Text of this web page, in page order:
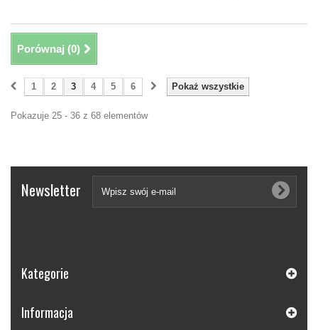
Porównaj (0)
Pokaż wszystkie
1 2 3 4 5 6
Pokazuje 25 - 36 z 68 elementów
Newsletter
Kategorie
Informacja